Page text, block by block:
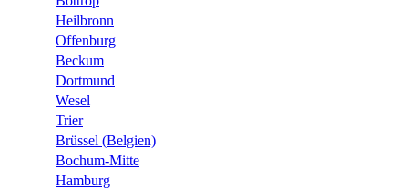
Heilbronn
Offenburg
Beckum
Dortmund
Wesel
Trier
Brüssel (Belgien)
Bochum-Mitte
Hamburg